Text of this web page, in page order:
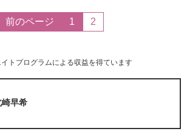
前のページ 1 2
トプログラムによる収益を得ています
早希